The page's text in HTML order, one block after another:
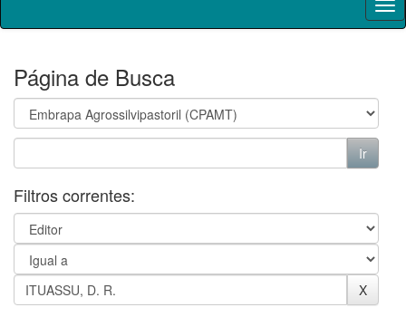
Página de Busca
Filtros correntes: